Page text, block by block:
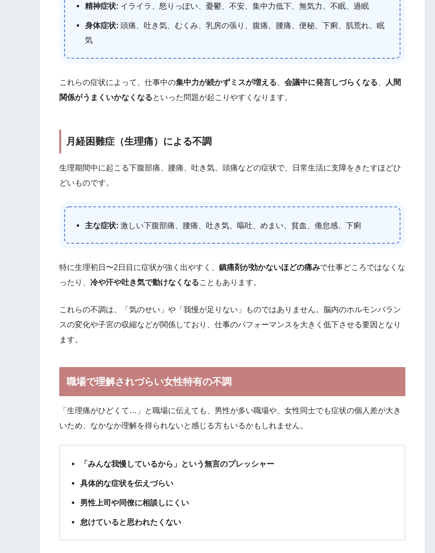
精神症状: イライラ、怒りっぽい、憂鬱、不安、集中力低下、無気力、不眠、過眠
身体症状: 頭痛、吐き気、むくみ、乳房の張り、腹痛、腰痛、便秘、下痢、肌荒れ、眠
気
これらの症状によって、仕事中の集中力が続かずミスが増える 会議中に発言しづらくなる
人間
関係がうまくいかなくなるといった問題が起こりやすくなります。
月経困難症（生理痛）による不調
生理期間中に起こる下腹部痛、腰痛、吐き気、頭痛などの症状で、日常生活に支障をきたすほどひ
どいものです。
主な症状: 激しい下腹部痛、腰痛、吐き気、嘔吐、めまい、貧血、倦怠感、下痢
特に生理初日〜2日目に症状が強く出やすく、 鎮痛剤が効かないほどの痛みで仕事どころではなくな
ったり、 冷や汗や吐き気で動けなくなることもあります。
これらの不調は、「気のせい」や「我慢が足りない」ものではありません。脳内のホルモンバラン
スの変化や子宮の収縮などが関係しており、仕事のパフォーマンスを大きく低下させる要因となり
ます。
職場で理解されづらい女性特有の不調
「生理痛がひどくて…」と職場に伝えても、男性が多い職場や、女性同士でも症状の個人差が大き
いため、なかなか理解を得られないと感じる方もいるかもしれません。
「みんな我慢しているから」という無言のプレッシャー
具体的な症状を伝えづらい
男性上司や同僚に相談しにくい
怠けていると思われたくない